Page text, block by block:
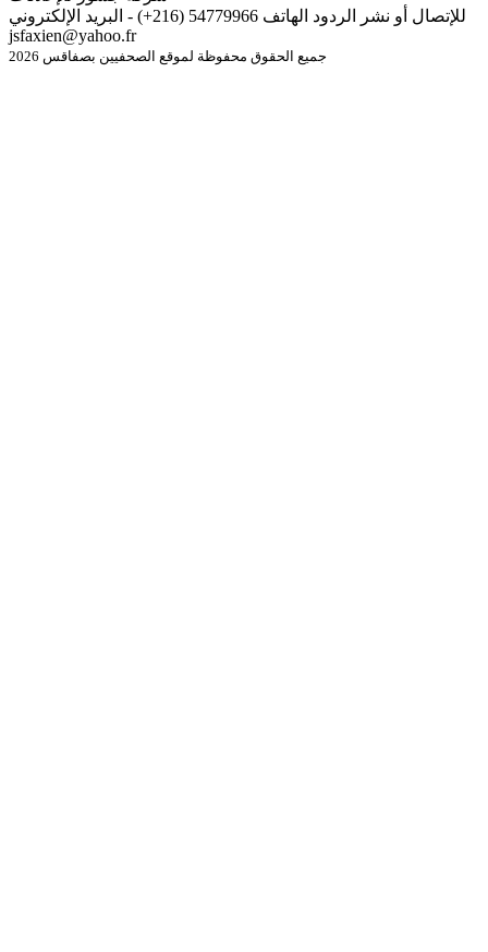
للإتصال أو نشر الردود الهاتف 54779966 (216+) - البريد الإلكتروني
jsfaxien@yahoo.fr
جميع الحقوق محفوظة لموقع الصحفيين بصفاقس 2026